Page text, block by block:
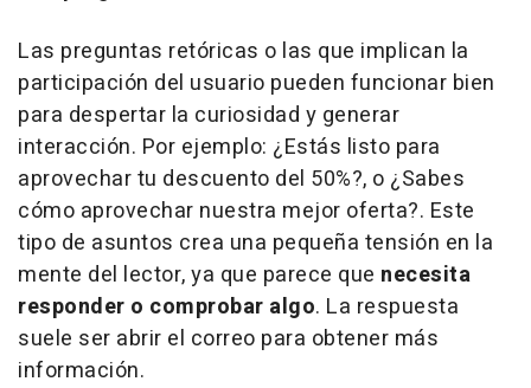
Las preguntas retóricas o las que implican la
participación del usuario pueden funcionar bien
para despertar la curiosidad y generar
interacción. Por ejemplo: ¿Estás listo para
aprovechar tu descuento del 50%?, o ¿Sabes
cómo aprovechar nuestra mejor oferta?. Este
tipo de asuntos crea una pequeña tensión en la
mente del lector, ya que parece que necesita
responder o comprobar algo. La respuesta
suele ser abrir el correo para obtener más
información.